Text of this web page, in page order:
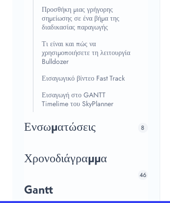
Προσθήκη μιας γρήγορης
σημείωσης σε ένα βήμα της
διαδικασίας παραγωγής
Τι είναι και πώς να
χρησιμοποιήσετε τη λειτουργία
Bulldozer
Εισαγωγικό βίντεο Fast Track
Εισαγωγή στο GANTT
Timelime του SkyPlanner
Ενσωματώσεις 8
Χρονοδιάγραμμα
Gantt
46